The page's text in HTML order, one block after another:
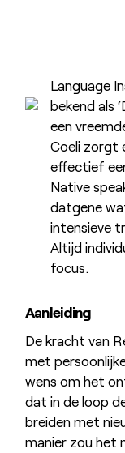
Language
bekend als
een
Coeli zorgt
effectief
Native
datgene
intensieve
Altijd
focus.
Aanleiding
De kracht van
met
wens om het
dat in de loop
breiden met
manier zou het